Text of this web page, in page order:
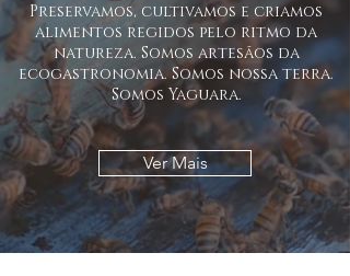
Preservamos, cultivamos e criamos
alimentos regidos pelo ritmo da
natureza. Somos artesãos da
ecogastronomia. Somos nossa terra.
Somos Yaguara.
Ver Mais